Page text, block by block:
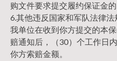
购文件要求提交履约保证金的
6.其他违反国家和军队法律法
我单位在收到你方提交的本
赔通知后，（30）个工作日
你方索赔金额。